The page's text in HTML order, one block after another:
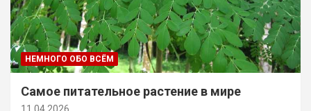
НЕМНОГО ОБО ВСЁМ
Самое питательное растение в мире